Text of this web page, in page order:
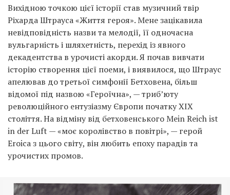
Вихідною точкою цієї історії став музичний твір
Ріхарда Штрауса «Життя героя». Мене зацікавила
невідповідність назви та мелодії, її одночасна
вульгарність і шляхетність, перехід із явного
декадентства в урочисті акорди. Я почав вивчати
історію створення цієї поеми, і виявилося, що Штраус
апелював до третьої симфонії Бетховена, більш
відомої під назвою «Героїчна», — триб’юту
революційного ентузіазму Європи початку ХІХ
століття. На відміну від бетховенського Mein Reich ist
in der Luft — «моє королівство в повітрі», — герой
Eroica з цього світу, він любить епоху парадів та
урочистих промов.